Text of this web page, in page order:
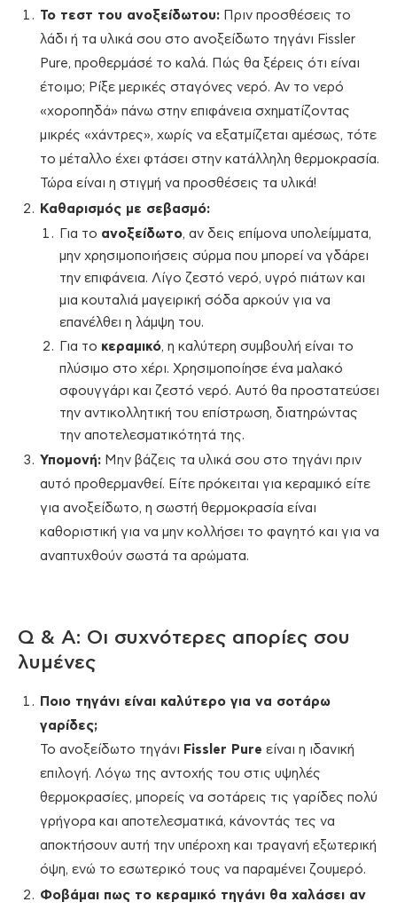
Το τεστ του ανοξείδωτου: Πριν προσθέσεις το
λάδι ή τα υλικά σου στο ανοξείδωτο τηγάνι Fissler
Pure, προθερμάσέ το καλά. Πώς θα ξέρεις ότι είναι
έτοιμο; Ρίξε μερικές σταγόνες νερό. Αν το νερό
«χοροπηδά» πάνω στην επιφάνεια σχηματίζοντας
μικρές «χάντρες», χωρίς να εξατμίζεται αμέσως, τότε
το μέταλλο έχει φτάσει στην κατάλληλη θερμοκρασία.
Τώρα είναι η στιγμή να προσθέσεις τα υλικά!
Καθαρισμός με σεβασμό:
Για το ανοξείδωτο, αν δεις επίμονα υπολείμματα,
μην χρησιμοποιήσεις σύρμα που μπορεί να γδάρει
την επιφάνεια. Λίγο ζεστό νερό, υγρό πιάτων και
μια κουταλιά μαγειρική σόδα αρκούν για να
επανέλθει η λάμψη του.
Για το κεραμικό, η καλύτερη συμβουλή είναι το
πλύσιμο στο χέρι. Χρησιμοποίησε ένα μαλακό
σφουγγάρι και ζεστό νερό. Αυτό θα προστατεύσει
την αντικολλητική του επίστρωση, διατηρώντας
την αποτελεσματικότητά της.
Υπομονή: Μην βάζεις τα υλικά σου στο τηγάνι πριν
αυτό προθερμανθεί. Είτε πρόκειται για κεραμικό είτε
για ανοξείδωτο, η σωστή θερμοκρασία είναι
καθοριστική για να μην κολλήσει το φαγητό και για να
αναπτυχθούν σωστά τα αρώματα.
Q & A: Οι συχνότερες απορίες σου
λυμένες
Ποιο τηγάνι είναι καλύτερο για να σοτάρω
γαρίδες;
Το ανοξείδωτο τηγάνι Fissler Pure είναι η ιδανική
επιλογή. Λόγω της αντοχής του στις υψηλές
θερμοκρασίες, μπορείς να σοτάρεις τις γαρίδες πολύ
γρήγορα και αποτελεσματικά, κάνοντάς τες να
αποκτήσουν αυτή την υπέροχη και τραγανή εξωτερική
όψη, ενώ το εσωτερικό τους να παραμένει ζουμερό.
Φοβάμαι πως το κεραμικό τηγάνι θα χαλάσει αν